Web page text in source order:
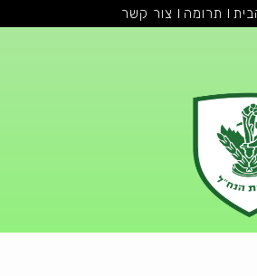
תרומה צור קשר